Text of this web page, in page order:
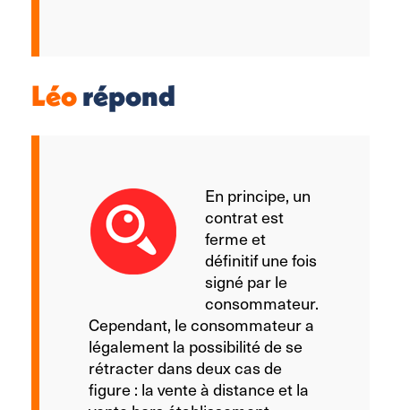
Léorépond
En principe, un
contrat est
ferme et
définitif une fois
signé par le
consommateur.
Cependant, le consommateur a
légalement la possibilité de se
rétracter dans deux cas de
figure : la vente à distance et la